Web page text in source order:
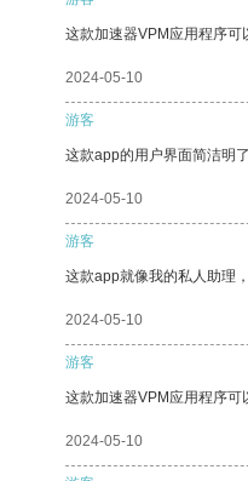
这款加速器VPM应用程序可
2024-05-10
游客
这款app的用户界面简洁明
2024-05-10
游客
这款app就像我的私人助理
2024-05-10
游客
这款加速器VPM应用程序可
2024-05-10